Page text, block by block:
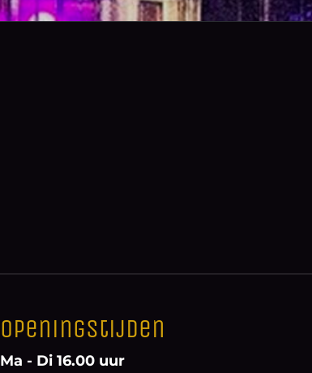
Openingstijden
Ma - Di 16.00 uur